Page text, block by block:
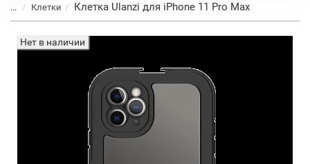
... Клетки Клетка Ulanzi для iPhone 11 Pro Max
Нет в наличии